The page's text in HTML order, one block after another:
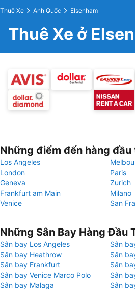
Thuê Xe Anh Quốc Elsenham
Thuê Xe ở
Những điểm đến hàng đầu
Los Angeles
London
Paris
Geneva
Zurich
Frankfurt am Main
Milano
Venice
San
Những Sân Bay Hàng Đầu
Sân bay Los Angeles
Sân
Sân bay Heathrow
Sân
Sân bay Frankfurt
Sân
Sân bay Venice Marco Polo
Sân
Sân bay Malaga
Sân